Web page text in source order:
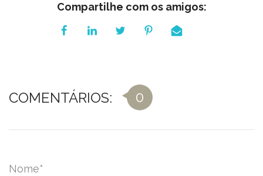
Compartilhe com os amigos:
COMENTÁRIOS: 0
Nome*